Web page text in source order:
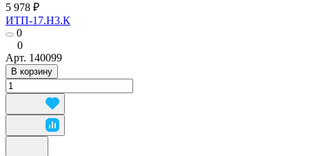
5 978 ₽
ИТП-17.Н3.К
0
0
Арт. 140099
В корзину